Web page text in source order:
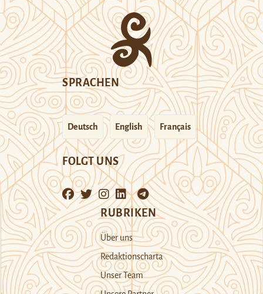
SPRACHEN
Deutsch English Français
FOLGT UNS
RUBRIKEN
Über uns
Redaktionscharta
Unser Team